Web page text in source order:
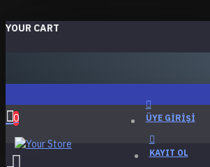
YOUR CART
ÜYE GIRIŞI
KAYIT OL
0